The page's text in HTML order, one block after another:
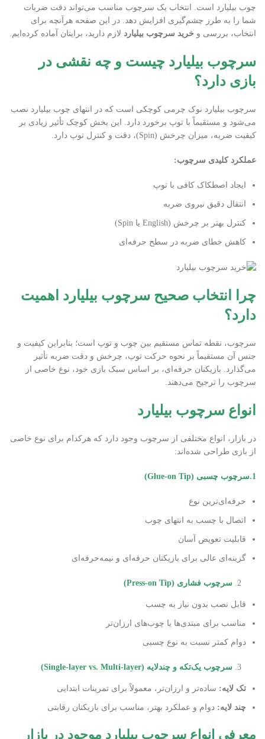
چوب بیلیارد است. انتخاب یک سرچوب مناسب می‌تواند دقت ضربات
شما را به طرز چشم‌گیری افزایش دهد. در این صفحه هرآنچه برای
انتخاب، بررسی و خرید سرچوب بیلیارد لازم دارید، برایتان آماده کرده‌ایم.
سرچوب بیلیارد چیست و چه نقشی در
بازی دارد؟
سرچوب بیلیارد نوک چرمی کوچکی است که در انتهای چوب بیلیارد نصب
می‌شود و مستقیماً با توپ برخورد دارد. این بخش کوچک تأثیر زیادی بر
کیفیت ضربه، میزان چرخش (Spin)، دقت و کنترل توپ دارد.
عملکرد کلیدی سرچوب:
ایجاد اصطکاک کافی با توپ
انتقال دقیق نیروی ضربه
کنترل بهتر بر چرخش (English یا Spin)
کاهش خطای ضربه در سطح حرفه‌ای
چرا انتخاب صحیح سرچوب بیلیارد اهمیت
دارد؟
سرچوب، نقطه تماس مستقیم بین چوب و توپ است؛ بنابراین کیفیت و
جنس آن مستقیماً بر نحوه حرکت توپ، چرخش و دقت ضربه تأثیر
می‌گذارد. بازیکنان حرفه‌ای، بر اساس سبک بازی خود، نوع خاصی از
سرچوب را ترجیح می‌دهند.
انواع سرچوب بیلیارد
در بازار، انواع مختلفی از سرچوب وجود دارد که هرکدام برای نوع خاصی
از بازی طراحی شده‌اند:
1.سرچوب چسبی (Glue-on Tip)
حرفه‌ای‌ترین نوع
اتصال با چسب به انتهای چوب
قابلیت تعویض آسان
گزینه‌ای عالی برای بازیکنان حرفه‌ای و نیمه‌حرفه‌ای
سرچوب فشاری (Press-on Tip)
قابل نصب بدون نیاز به چسب
مناسب برای مبتدی‌ها یا چوب‌های ارزان‌تر
دوام کمتر نسبت به نوع چسبی
سرچوب یک‌تکه و چندلایه (Single-layer vs. Multi-layer)
تک لایه: ساده‌تر و ارزان‌تر، معمولاً برای تمرینات ابتدایی
چند لایه: دوام و عملکرد بهتر، مناسب برای بازیکنان رقابتی
معرفی انواع سرچوب بیلیارد موجود در بازار